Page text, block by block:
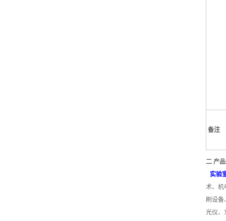
备注
二 产
实验
术、机
刷设备
光仪、